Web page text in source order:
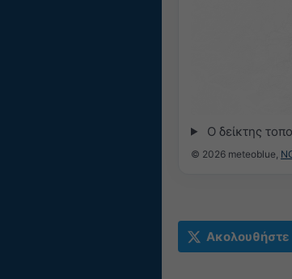
Ο δείκτης
© 2026 meteoblue,